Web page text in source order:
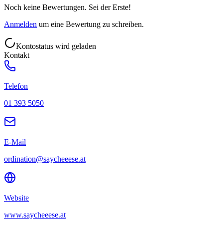
Noch keine Bewertungen. Sei der Erste!
Anmelden um eine Bewertung zu schreiben.
Kontostatus wird geladen
Kontakt
Telefon
01 393 5050
E-Mail
ordination@saycheeese.at
Website
www.saycheeese.at